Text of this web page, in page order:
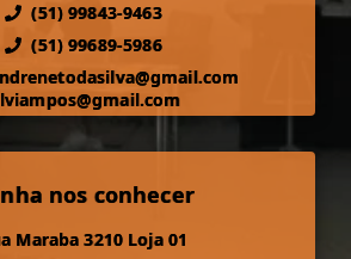
(51) 99843-9463
(51) 99689-5986
nos conhecer
Maraba 3210 Loja 01